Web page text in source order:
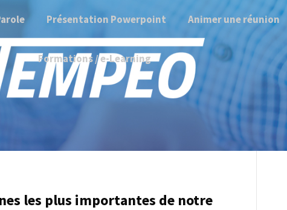
Présentation Powerpoint Animer une réunion
Formations / e-Learning
les plus importantes de notre